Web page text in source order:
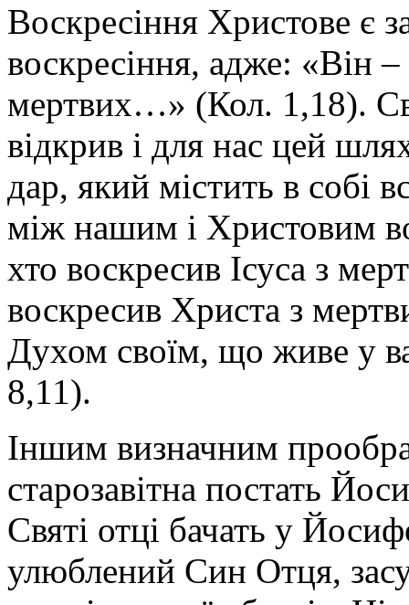
Воскресіння Христове є
воскресіння, адже: «Він
мертвих…» (Кол. 1,18).
відкрив і для нас цей
дар, який містить в собі
між нашим і Христовим
хто воскресив Ісуса з
воскресив Христа з
Духом своїм, що живе у
8,11).
Іншим визначним
старозавітна постать
Святі отці бачать у
улюблений Син Отця,